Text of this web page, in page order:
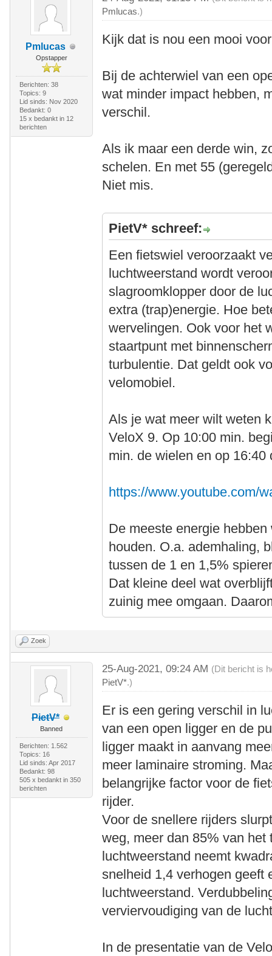
Pmlucas
Opstapper
Berichten: 38
Topics: 9
Lid sinds: Nov 2020
Bedankt: 0
15 x bedankt in 12
berichten
Pmlucas.)
Kijk dat is nou een mooi
Bij de achterwiel van een
wat minder impact hebben,
verschil.
Als ik maar een derde win,
schelen. En met 55
Niet mis.
PietV* schreef:
Een fietswiel veroorzaakt
luchtweerstand wordt
slagroomklopper door de
extra (trap)energie. Hoe
wervelingen. Ook voor het
staartpunt met
turbulentie. Dat geldt ook
velomobiel.
Als je wat meer wilt weten
VeloX 9. Op 10:00 min.
min. de wielen en op 16:40
https://www.youtube.com/
De meeste energie
houden. O.a. ademhaling,
tussen de 1 en 1,5%
Dat kleine deel wat
zuinig mee omgaan.
Zoek
PietV*
Banned
Berichten: 1.562
Topics: 16
Lid sinds: Apr 2017
Bedankt: 98
505 x bedankt in 350
berichten
25-Aug-2021, 09:24 AM (Dit bericht is
PietV*.)
Er is een gering verschil in
van een open ligger en de
ligger maakt in aanvang
meer laminaire stroming.
belangrijke factor voor de
rijder.
Voor de snellere rijders
weg, meer dan 85% van het
luchtweerstand neemt
snelheid 1,4 verhogen geeft
luchtweerstand.
verviervoudiging van de
In de presentatie van de